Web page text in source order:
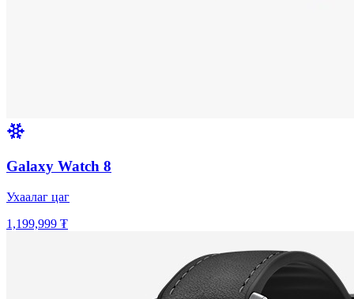
Galaxy Watch 8
Ухаалаг цаг
1,199,999 ₮